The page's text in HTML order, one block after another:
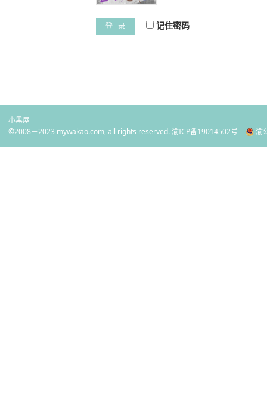
登 录 记住密码
小黑屋
©2008－2023 mywakao.com, all rights reserved.渝ICP备19014502号 渝